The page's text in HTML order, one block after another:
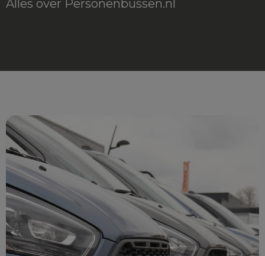
Alles over Personenbussen.nl